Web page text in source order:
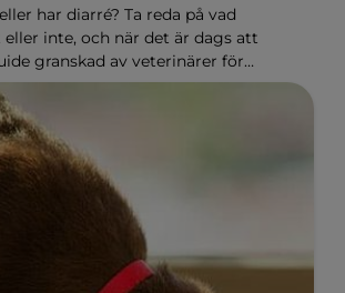
har diarré? Ta reda på vad
inte, och när det är dags att
granskad av veterinärer för